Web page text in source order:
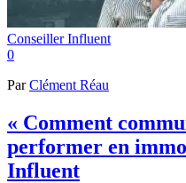
Conseiller Influent
0
ParClément Réau
« Comment
performer en
Influent